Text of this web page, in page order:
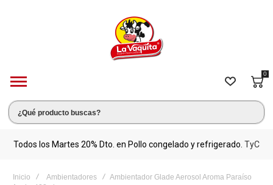
0
Todos los Martes 20% Dto. en Pollo congelado y refrigerado. TyC
Inicio Ambientadores
Ambientador Glade Aerosol Aroma Paraíso